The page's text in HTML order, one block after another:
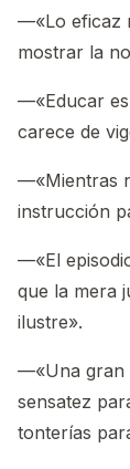
—«Lo eficaz
mostrar la
—«Educar
carece de
—«Mientras
instrucción
—«El
que la mera
ilustre».
—«Una gran
sensatez
tonterías